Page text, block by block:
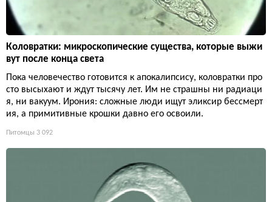
Коловратки: микроскопические существа, которые выжи
вут после конца света
Пока человечество готовится к апокалипсису, коловратки про
сто высыхают и ждут тысячу лет. Им не страшны ни радиаци
я, ни вакуум. Ирония: сложные люди ищут эликсир бессмерт
ия, а примитивные крошки давно его освоили.
Питомцы 3 092